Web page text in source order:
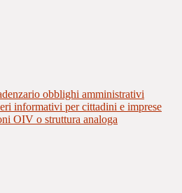
obblighi amministrativi
informativi per cittadini e imprese
OIV o struttura analoga